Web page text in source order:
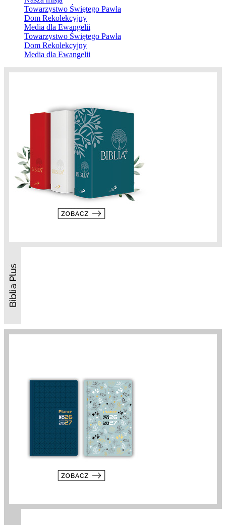
Towarzystwo Świętego Pawła
Dom Rekolekcyjny
Media dla Ewangelii
Towarzystwo Świętego Pawła
Dom Rekolekcyjny
Media dla Ewangelii